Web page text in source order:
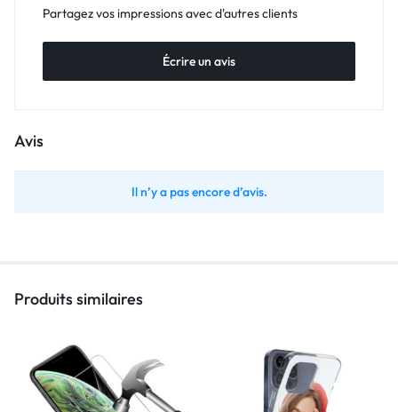
Partagez vos impressions avec d'autres clients
Écrire un avis
Avis
Il n’y a pas encore d’avis.
Produits similaires